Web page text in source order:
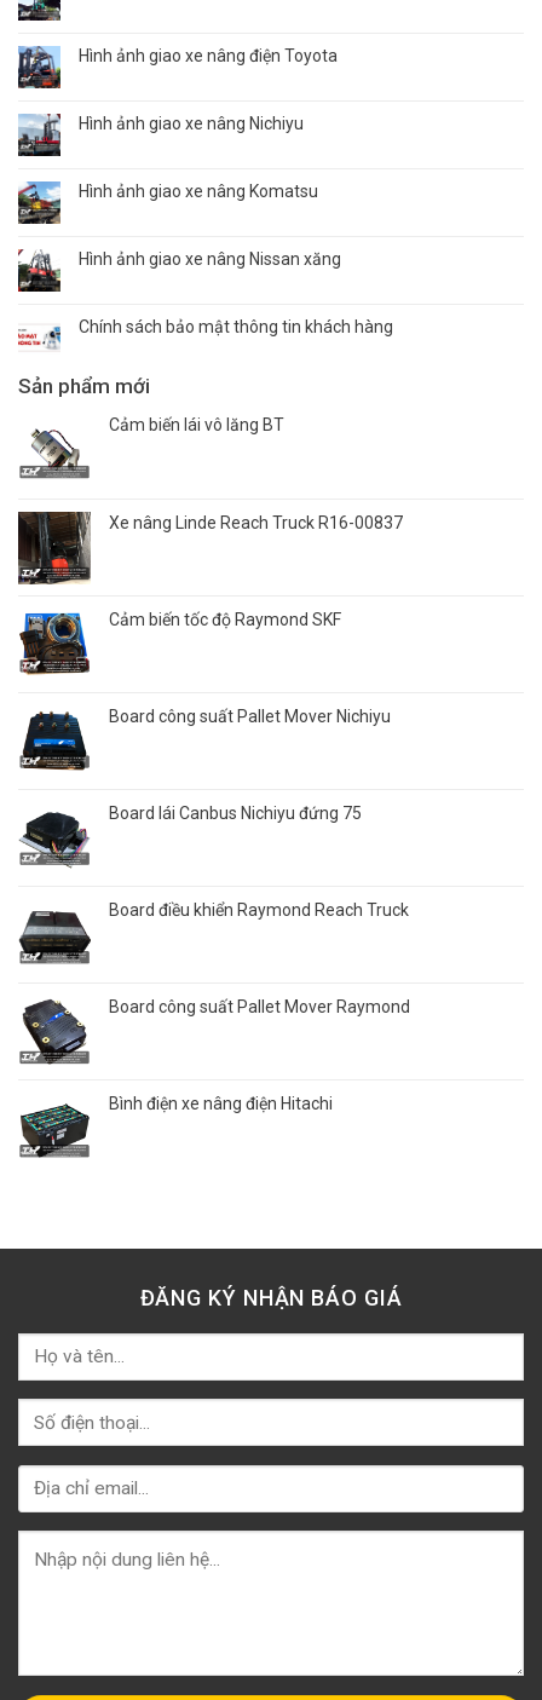
Hình ảnh giao xe nâng điện Toyota
Hình ảnh giao xe nâng Nichiyu
Hình ảnh giao xe nâng Komatsu
Hình ảnh giao xe nâng Nissan xăng
Chính sách bảo mật thông tin khách hàng
Sản phẩm mới
Cảm biến lái vô lăng BT
Xe nâng Linde Reach Truck R16-00837
Cảm biến tốc độ Raymond SKF
Board công suất Pallet Mover Nichiyu
Board lái Canbus Nichiyu đứng 75
Board điều khiển Raymond Reach Truck
Board công suất Pallet Mover Raymond
Bình điện xe nâng điện Hitachi
ĐĂNG KÝ NHẬN BÁO GIÁ